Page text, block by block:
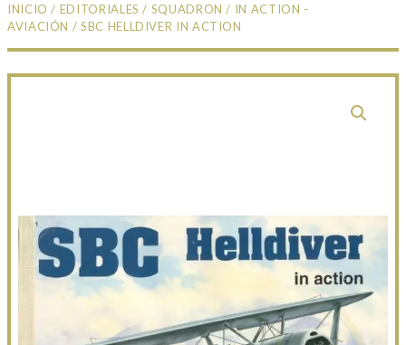
INICIO / EDITORIALES / SQUADRON / IN ACTION -
AVIACIÓN / SBC HELLDIVER IN ACTION